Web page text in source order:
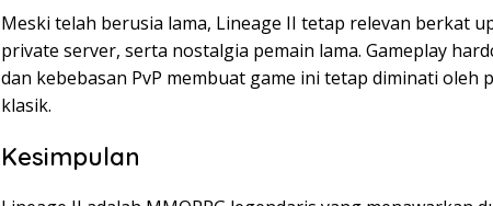
Meski telah berusia lama, Lineage II tetap relevan berkat
private server, serta nostalgia pemain lama. Gameplay
dan kebebasan PvP membuat game ini tetap diminati oleh
klasik.
Kesimpulan